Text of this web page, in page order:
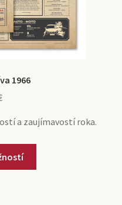
1966
a zaujímavostí roka.